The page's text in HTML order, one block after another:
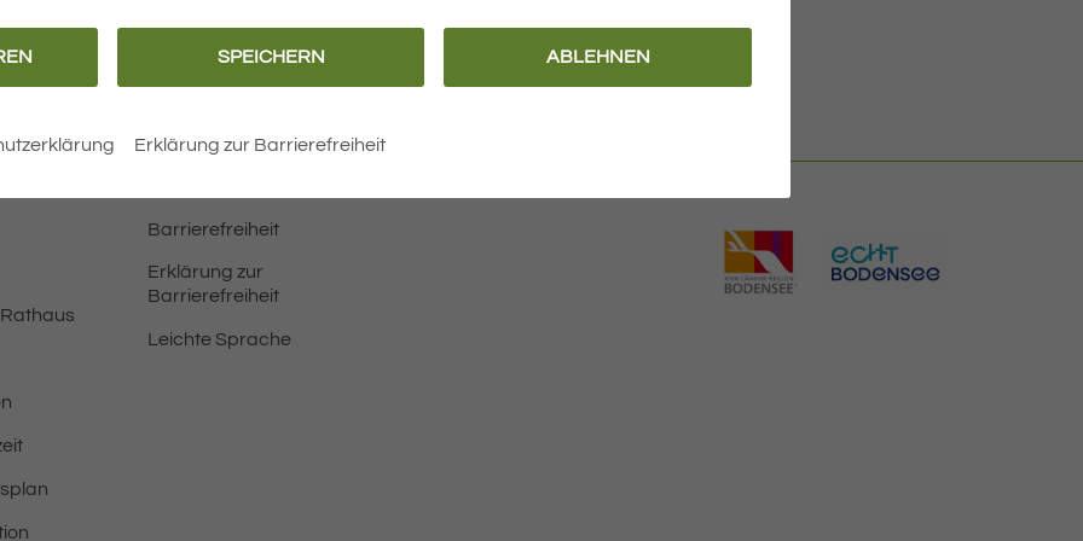
Barrierefreiheit
Erklärung zur
Barrierefreiheit
Leichte Sprache
SPEICHERN ABLEHNEN
Erklärung zur Barrierefreiheit